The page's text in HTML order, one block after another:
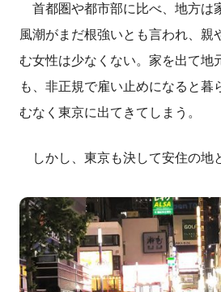
首都圏や都市部に比べ、地方は
風潮がまだ根強いとも言われ、親
む女性は少なくない。家を出て地
も、非正規で雇い止めになると暮
むなく東京に出てきてしまう。
しかし、東京も決して安住の地